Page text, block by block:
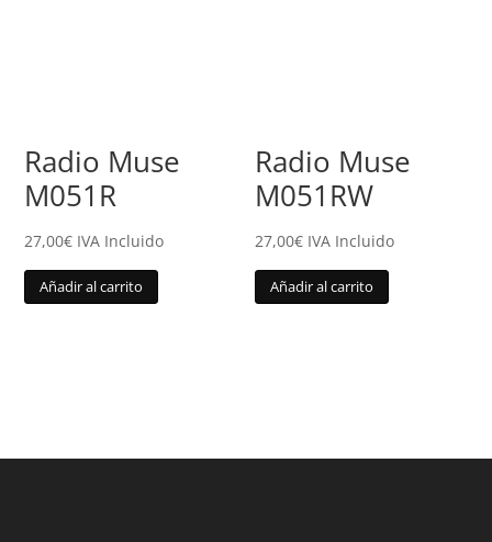
Radio Muse
M051R
27,00€ IVA Incluido
Añadir al carrito
Radio Muse
M051RW
27,00€ IVA Incluido
Añadir al carrito